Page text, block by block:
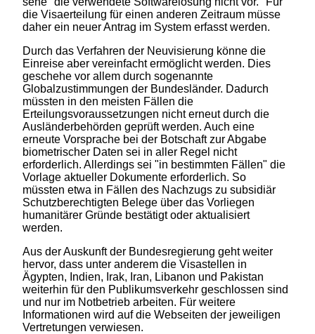
die Visaerteilung für einen anderen Zeitraum müsse
daher ein neuer Antrag im System erfasst werden.
Durch das Verfahren der Neuvisierung könne die
Einreise aber vereinfacht ermöglicht werden. Dies
geschehe vor allem durch sogenannte
Globalzustimmungen der Bundesländer. Dadurch
müssten in den meisten Fällen die
Erteilungsvoraussetzungen nicht erneut durch die
Ausländerbehörden geprüft werden. Auch eine
erneute Vorsprache bei der Botschaft zur Abgabe
biometrischer Daten sei in aller Regel nicht
erforderlich. Allerdings sei "in bestimmten Fällen" die
Vorlage aktueller Dokumente erforderlich. So
müssten etwa in Fällen des Nachzugs zu subsidiär
Schutzberechtigten Belege über das Vorliegen
humanitärer Gründe bestätigt oder aktualisiert
werden.
Aus der Auskunft der Bundesregierung geht weiter
hervor, dass unter anderem die Visastellen in
Ägypten, Indien, Irak, Iran, Libanon und Pakistan
weiterhin für den Publikumsverkehr geschlossen sind
und nur im Notbetrieb arbeiten. Für weitere
Informationen wird auf die Webseiten der jeweiligen
Vertretungen verwiesen.